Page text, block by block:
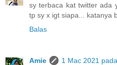
sy terbaca kat twitter ada
tp sy x igt siapa... katanya
Balas
Amie
1 Mac 2021